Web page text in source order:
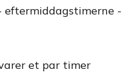
eftermiddagstimerne -
et par timer